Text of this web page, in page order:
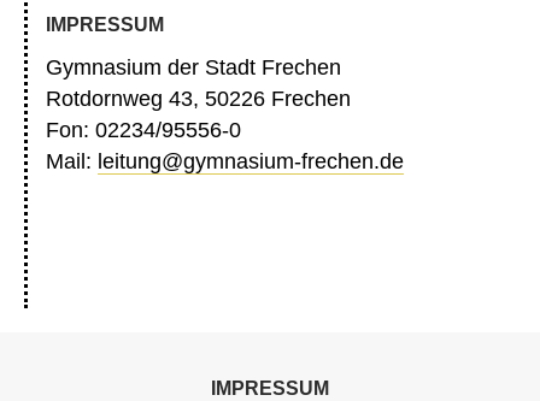
IMPRESSUM
Gymnasium der Stadt Frechen
Rotdornweg 43, 50226 Frechen
Fon: 02234/95556-0
Mail: leitung@gymnasium-frechen.de
IMPRESSUM